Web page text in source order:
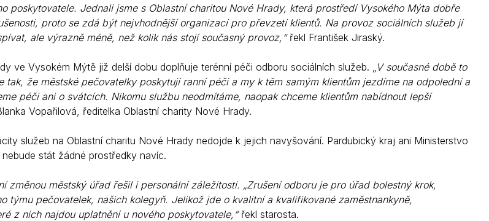
poskytovatele. Jednali jsme s Oblastní charitou Nové Hrady, která prostředí Vysokého Mýta dobře
proto se zdá být nejvhodnější organizací pro převzetí klientů. Na provoz sociálních služeb jí
ale výrazně méně, než kolik nás stojí současný provoz,“řekl František Jiraský.
ve Vysokém Mýtě již delší dobu doplňuje terénní péči odboru sociálních služeb. „
V současné době to
tak, že městské pečovatelky poskytují ranní péči a my k těm samým klientům jezdíme na odpolední a
péči ani o svátcích. Nikomu službu neodmítáme, naopak chceme klientům nabídnout lepší
Vopařilová, ředitelka Oblastní charity Nové Hrady.
služeb na Oblastní charitu Nové Hrady nedojde k jejich navyšování. Pardubický kraj ani Ministerstvo
stát žádné prostředky navíc.
změnou městský úřad řešil i personální záležitosti. „Zrušení odboru je pro úřad bolestný krok,
týmu pečovatelek, našich kolegyň. Jelikož jde o kvalitní a kvalifikované zaměstnankyně,
z nich najdou uplatnění u nového poskytovatele,“řekl starosta.